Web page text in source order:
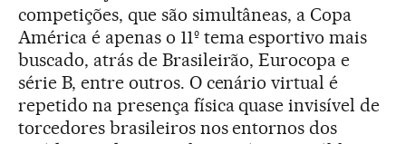
competições, que são simultâneas, a Copa
América é apenas o 11º tema esportivo mais
buscado, atrás de Brasileirão, Eurocopa e
série B, entre outros. O cenário virtual é
repetido na presença física quase invisível de
torcedores brasileiros nos entornos dos